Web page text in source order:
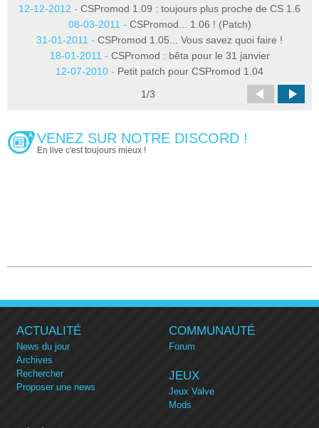
12-12-2012 - CSPromod 1.09 : toujours plus proche de CS 1.6
08-03-2011 - CSPromod... 1.06 ! (Patch)
31-01-2011 - CSPromod 1.05... Vous savez quoi faire !
18-01-2011 - CSPromod : bêta pour le 31 janvier
12-07-2010 - Petit patch pour CSPromod 1.04
1/3
VENEZ SUR NOTRE DISCORD !
En live c'est toujours mieux !
ACTUALITÉ
News du jour
Archives
Rechercher
Proposer une news
COMMUNAUTÉ
Forum
JEUX
Jeux Valve
Mods